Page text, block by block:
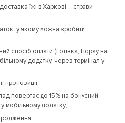
їжі в Харкові – страви
у якому можна зробити
спосіб оплати (готівка, Liqpay на
додатку, через термінал у
пропозиції;
повертає до 15% на бонусний
мобільному додатку;